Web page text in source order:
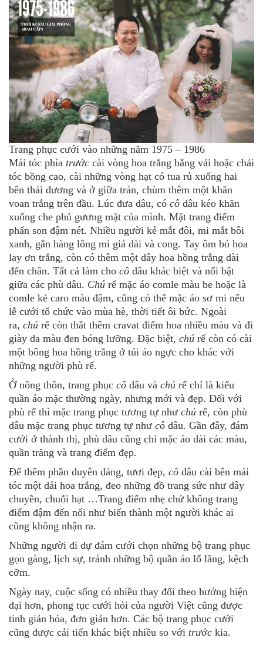
Trang phục cưới vào những năm 1975 – 1986
Mái tóc phía trước cài vòng hoa trắng bằng vải hoặc chải
tóc bồng cao, cài những vòng hạt có tua rủ xuống hai
bên thái dương và ở giữa trán, chùm thêm một khăn
voan trắng trên đầu. Lúc đưa dâu, có cô dâu kéo khăn
xuống che phủ gương mặt của mình. Mặt trang điểm
phấn son đậm nét. Nhiều người kẻ mắt đôi, mi mắt bôi
xanh, gắn hàng lông mi giả dài và cong. Tay ôm bó hoa
lay ơn trắng, còn có thêm một dây hoa hồng trắng dài
đến chân. Tất cả làm cho cô dâu khác biệt và nổi bật
giữa các phù dâu. Chú rể mặc áo comle màu be hoặc là
comle kẻ caro màu đậm, cũng có thể mặc áo sơ mi nếu
lễ cưới tổ chức vào mùa hè, thời tiết ôi bức. Ngoài
ra, chú rể còn thắt thêm cravat điểm hoa nhiều màu và đi
giày da màu đen bóng lưỡng. Đặc biệt, chú rể còn có cài
một bông hoa hồng trắng ở túi áo ngực cho khác với
những người phù rể.
Ở nông thôn, trang phục cô dâu và chú rể chỉ là kiểu
quần áo mặc thường ngày, nhưng mới và đẹp. Đối với
phù rể thì mặc trang phục tương tự nhưchú rể, còn phù
dâu mặc trang phục tương tự nhưcô dâu. Gần đây, đám
cưới ở thành thị, phù dâu cũng chỉ mặc áo dài các màu,
quần trăng và trang điểm đẹp.
Để thêm phần duyên dáng, tươi đẹp, cô dâu cài bên mái
tóc một dải hoa trắng, đeo những đồ trang sức như dây
chuyền, chuỗi hạt …Trang điểm nhẹ chứ không trang
điểm đậm đến nổi như biến thành một người khác ai
cũng không nhận ra.
Những người đi dự đám cưới chọn những bộ trang phục
gọn gàng, lịch sự, tránh những bộ quần áo lố lăng, kệch
cỡm.
Ngày nay, cuộc sống có nhiều thay đổi theo hướng hiện
đại hơn, phong tục cưới hỏi của người Việt cũng được
tinh giản hóa, đơn giản hơn. Các bộ trang phục cưới
cũng được cải tiến khác biệt nhiều so với trước kia.